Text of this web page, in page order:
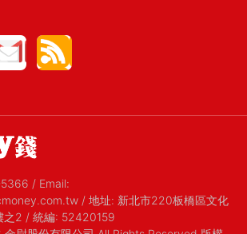
（Naval Ravikant），矽谷傳
奇創投家、AngelList共同創辦
人 「你或許不認同他說的每一
/ Email:
/ 地址: 新北市220板橋區文化
之2 / 統編: 52420159